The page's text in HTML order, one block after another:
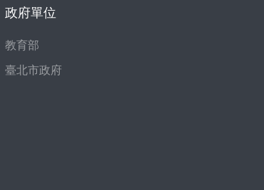
政府單位
教育部
臺北市政府